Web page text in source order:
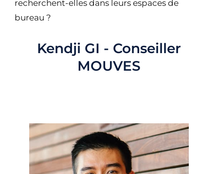
recherchent-elles dans leurs espaces de
bureau ?
Kendji GI - Conseiller
MOUVES